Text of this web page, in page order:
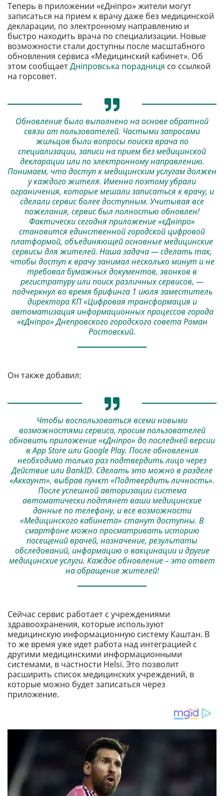
Теперь в приложении «єДніпро» жители могут
записаться на прием к врачу даже без медицинской
декларации, по электронному направлению и
быстро находить врача по специализации. Новые
возможности стали доступны после масштабного
обновления сервиса «Медицинский кабинет». Об
этом сообщаетДніпровська порадниця со ссылкой
на горсовет.
Обновление было выполнено на основе обратной
связи от пользователей. Частыми запросами
жильцов были вопросы поиска врача по
специализации, записи на прием без медицинской
декларации или по электронному направлению.
Понимаем, что доступ к медицинским услугам должен
у каждого жителя. Именно поэтому убрали
ограничения, которые мешали записаться к врачу, и
сделали сервис более доступным. Учитывая все
пожелания, сервис был полностью обновлен!
Фактически сегодня приложение «єДніпро»
становится единственной городской цифровой
платформой, объединяющей основные медицинские
сервисы для жителей. Наша задача — сделать так,
чтобы доступ к врачу занимал несколько минут и не
требовал бумажных документов, звонков в
регистратуру или поиск различных сервисов, —
подчеркнул во время брифинга 1 июля заместитель
директора КП «Цифровая трансформация и
автоматизация информационных процессов города
«єДніпро» Днепровского городского совета Роман
Ростовский.
Он также добавил:
Чтобы воспользоваться всеми новыми
возможностями сервиса, просим пользователей
обновить приложение «єДніпро» до последней версии
в App Store или Google Play. После обновления
необходимо только раз подтвердить лицо через
Действие или BankID. Сделать это можно в разделе
«Аккаунт», выбрав пункт «Подтвердить личность».
После успешной авторизации система
автоматически подтянет ваши медицинские
данные по телефону, и все возможности
«Медицинского кабинета» станут доступны. В
смартфоне можно просматривать историю
посещений врачей, назначение, результаты
обследований, информацию о вакцинации и другие
медицинские услуги. Каждое обновление – это ответ
на обращение жителей!
Сейчас сервис работает с учреждениями
здравоохранения, которые используют
медицинскую информационную систему Каштан. В
то же время уже идет работа над интеграцией с
другими медицинскими информационными
системами, в частности Helsi. Это позволит
расширить список медицинских учреждений, в
которые можно будет записаться через
приложение.